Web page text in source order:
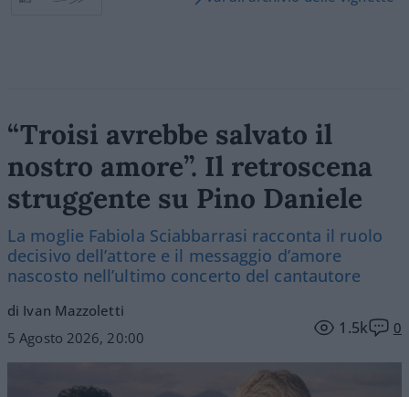
“Troisi avrebbe salvato il
nostro amore”. Il retroscena
struggente su Pino Daniele
La moglie Fabiola Sciabbarrasi racconta il ruolo
decisivo dell’attore e il messaggio d’amore
nascosto nell’ultimo concerto del cantautore
di Ivan Mazzoletti
5 Agosto 2026, 20:00
1.5k 0